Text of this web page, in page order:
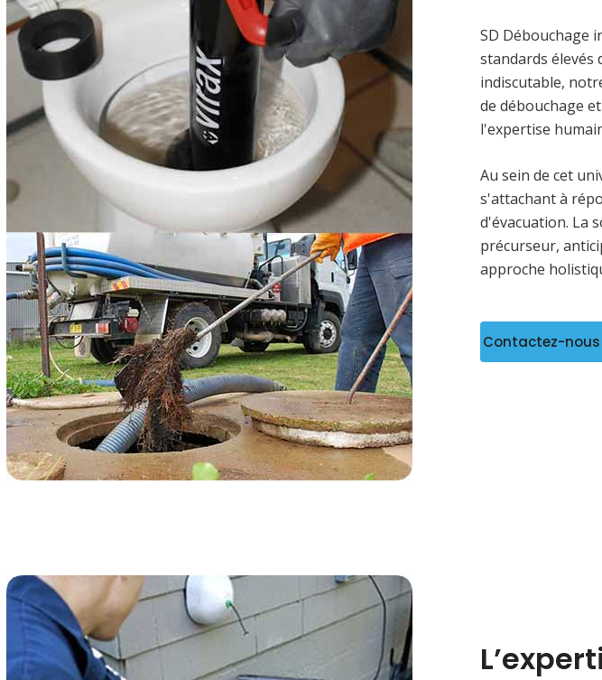
SD Débouchage
standards élevés
indiscutable,
de débouchage
l'expertise
Au sein de cet
s'attachant à
d'évacuation. La
précurseur,
approche
Contactez-nous